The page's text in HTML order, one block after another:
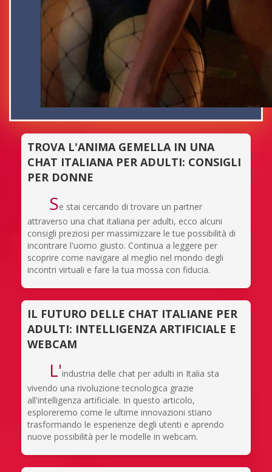
TROVA L'ANIMA GEMELLA IN UNA
CHAT ITALIANA PER ADULTI: CONSIGLI
PER DONNE
Se stai cercando di trovare un partner
attraverso una chat italiana per adulti, ecco alcuni
consigli preziosi per massimizzare le tue possibilità di
incontrare l'uomo giusto. Continua a leggere per
scoprire come navigare al meglio nel mondo degli
incontri virtuali e fare la tua mossa con fiducia.
IL FUTURO DELLE CHAT ITALIANE PER
ADULTI: INTELLIGENZA ARTIFICIALE E
WEBCAM
L'industria delle chat per adulti in Italia sta
vivendo una rivoluzione tecnologica grazie
all'intelligenza artificiale. In questo articolo,
esploreremo come le ultime innovazioni stiano
trasformando le esperienze degli utenti e aprendo
nuove possibilità per le modelle in webcam.